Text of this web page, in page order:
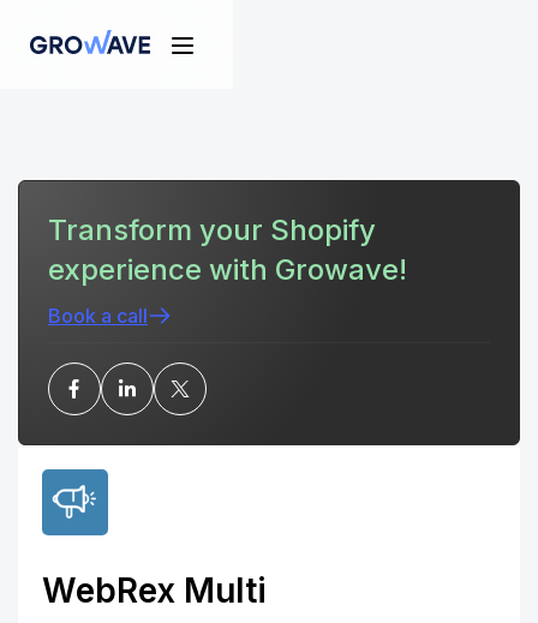
Transform your Shopify
experience with Growave!
Book a call
WebRex Multi